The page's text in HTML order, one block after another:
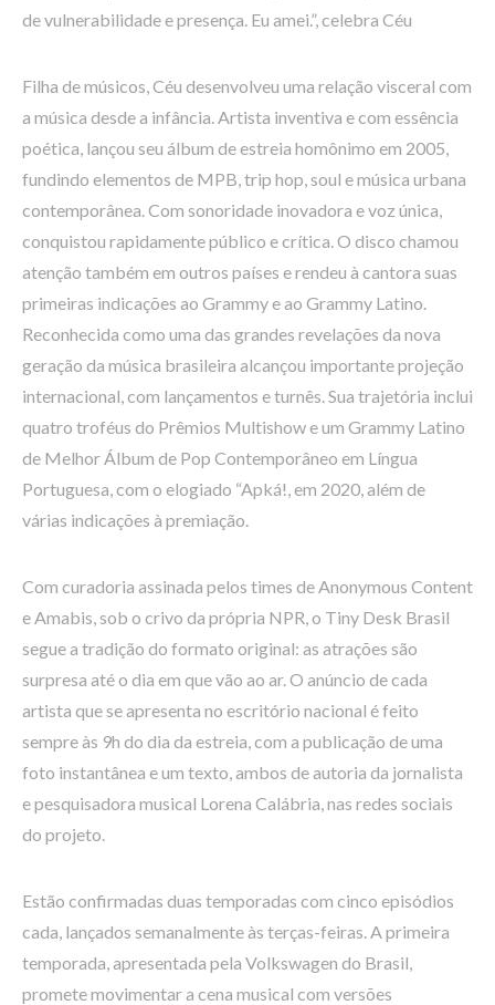
de vulnerabilidade e presença. Eu amei.”, celebra Céu
Filha de músicos, Céu desenvolveu uma relação visceral com
a música desde a infância. Artista inventiva e com essência
poética, lançou seu álbum de estreia homônimo em 2005,
fundindo elementos de MPB, trip hop, soul e música urbana
contemporânea. Com sonoridade inovadora e voz única,
conquistou rapidamente público e crítica. O disco chamou
atenção também em outros países e rendeu à cantora suas
primeiras indicações ao Grammy e ao Grammy Latino.
Reconhecida como uma das grandes revelações da nova
geração da música brasileira alcançou importante projeção
internacional, com lançamentos e turnês. Sua trajetória inclui
quatro troféus do Prêmios Multishow e um Grammy Latino
de Melhor Álbum de Pop Contemporâneo em Língua
Portuguesa, com o elogiado “Apká!, em 2020, além de
várias indicações à premiação.
Com curadoria assinada pelos times de Anonymous Content
e Amabis, sob o crivo da própria NPR, o Tiny Desk Brasil
segue a tradição do formato original: as atrações são
surpresa até o dia em que vão ao ar. O anúncio de cada
artista que se apresenta no escritório nacional é feito
sempre às 9h do dia da estreia, com a publicação de uma
foto instantânea e um texto, ambos de autoria da jornalista
e pesquisadora musical Lorena Calábria, nas redes sociais
do projeto.
Estão confirmadas duas temporadas com cinco episódios
cada, lançados semanalmente às terças-feiras. A primeira
temporada, apresentada pela Volkswagen do Brasil,
promete movimentar a cena musical com versões